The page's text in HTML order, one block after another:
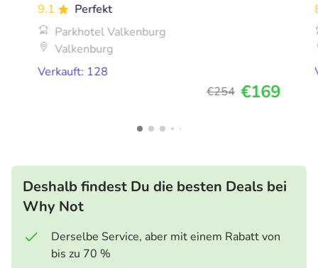
9.1
Perfekt
Parkhotel Valkenburg
Valkenburg
Verkauft: 128
€254 €169
Deshalb findest Du die besten Deals bei
Why Not
Derselbe Service, aber mit einem Rabatt von
bis zu 70 %